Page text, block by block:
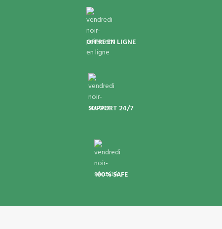
OFFRE EN LIGNE
SUPPORT 24/7
100% SAFE